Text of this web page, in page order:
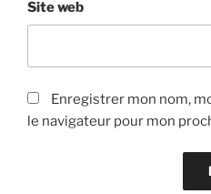
Site web
Enregistrer mon nom,
le navigateur pour mon